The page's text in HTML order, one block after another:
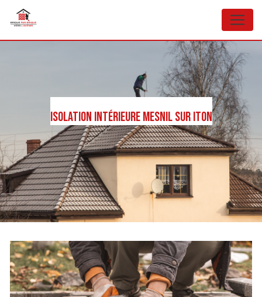
Isolation intérieure Mesnil sur Iton
Panneau de gestion des cookies